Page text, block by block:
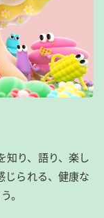
知り、語り、楽し
じられる、健康な
。